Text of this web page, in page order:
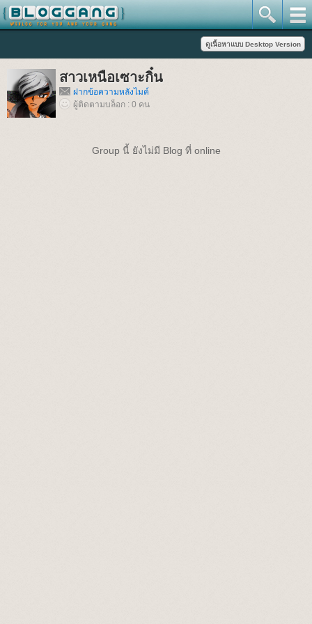
สาวเหนือเซาะกิ๋น
ฝากข้อความหลังไมค์
ผู้ติดตามบล็อก : 0 คน
Group นี้ ยังไม่มี Blog ที่ online